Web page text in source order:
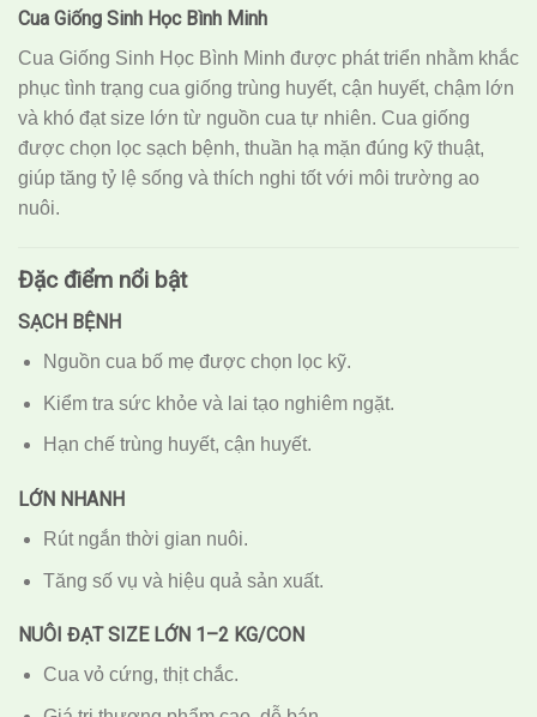
Cua Giống Sinh Học Bình Minh
Cua Giống Sinh Học Bình Minh được phát triển nhằm khắc
phục tình trạng cua giống trùng huyết, cận huyết, chậm lớn
và khó đạt size lớn từ nguồn cua tự nhiên. Cua giống
được chọn lọc sạch bệnh, thuần hạ mặn đúng kỹ thuật,
giúp tăng tỷ lệ sống và thích nghi tốt với môi trường ao
nuôi.
Đặc điểm nổi bật
SẠCH BỆNH
Nguồn cua bố mẹ được chọn lọc kỹ.
Kiểm tra sức khỏe và lai tạo nghiêm ngặt.
Hạn chế trùng huyết, cận huyết.
LỚN NHANH
Rút ngắn thời gian nuôi.
Tăng số vụ và hiệu quả sản xuất.
NUÔI ĐẠT SIZE LỚN 1–2 KG/CON
Cua vỏ cứng, thịt chắc.